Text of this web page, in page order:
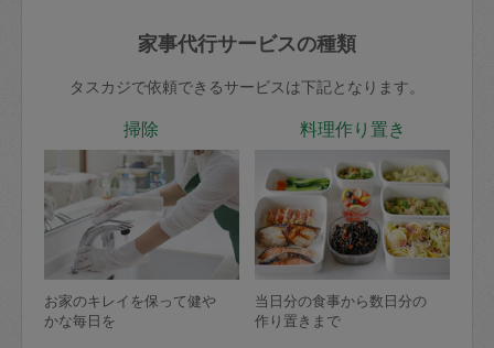
家事代行サービスの種類
タスカジで依頼できるサービスは下記となります。
掃除
お家のキレイを保って健や
かな毎日を
料理作り置き
当日分の食事から数日分の
作り置きまで